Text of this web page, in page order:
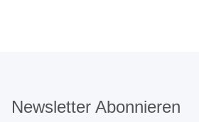
Newsletter Abonnieren